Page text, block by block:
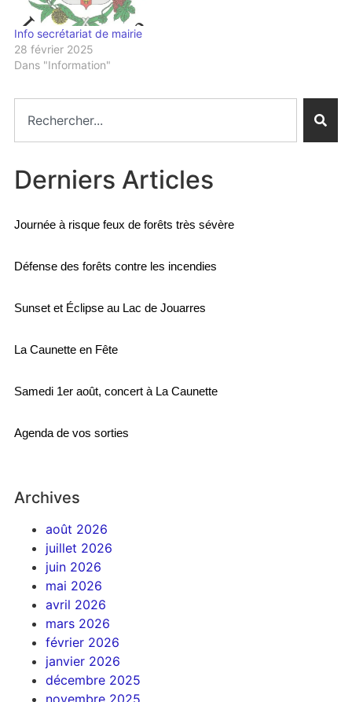
Info secrétariat de mairie
28 février 2025
Dans "Information"
Derniers Articles
Journée à risque feux de forêts très sévère
Défense des forêts contre les incendies
Sunset et Éclipse au Lac de Jouarres
La Caunette en Fête
Samedi 1er août, concert à La Caunette
Agenda de vos sorties
Archives
août 2026
juillet 2026
juin 2026
mai 2026
avril 2026
mars 2026
février 2026
janvier 2026
décembre 2025